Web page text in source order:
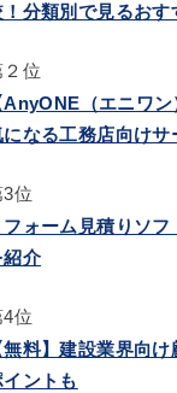
！分類別で見るおす
２位
AnyONE（エニワン
になる工務店向けサ
3位
フォーム見積りソ
紹介
4位
無料】建設業界向
イントも